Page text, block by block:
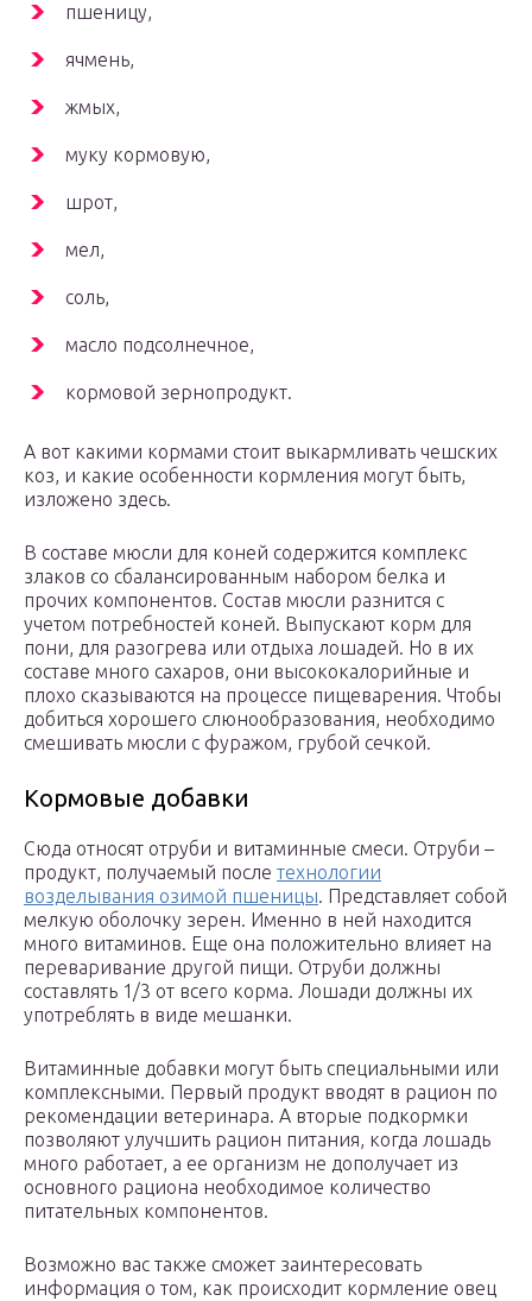
пшеницу,
ячмень,
жмых,
муку кормовую,
шрот,
мел,
соль,
масло подсолнечное,
кормовой зернопродукт.
А вот какими кормами стоит выкармливать чешских
коз, и какие особенности кормления могут быть,
изложено здесь.
В составе мюсли для коней содержится комплекс
злаков со сбалансированным набором белка и
прочих компонентов. Состав мюсли разнится с
учетом потребностей коней. Выпускают корм для
пони, для разогрева или отдыха лошадей. Но в их
составе много сахаров, они высококалорийные и
плохо сказываются на процессе пищеварения. Чтобы
добиться хорошего слюнообразования, необходимо
смешивать мюсли с фуражом, грубой сечкой.
Кормовые добавки
Сюда относят отруби и витаминные смеси. Отруби –
продукт, получаемый после технологии
возделывания озимой пшеницы. Представляет собой
мелкую оболочку зерен. Именно в ней находится
много витаминов. Еще она положительно влияет на
переваривание другой пищи. Отруби должны
составлять 1/3 от всего корма. Лошади должны их
употреблять в виде мешанки.
Витаминные добавки могут быть специальными или
комплексными. Первый продукт вводят в рацион по
рекомендации ветеринара. А вторые подкормки
позволяют улучшить рацион питания, когда лошадь
много работает, а ее организм не дополучает из
основного рациона необходимое количество
питательных компонентов.
Возможно вас также сможет заинтересовать
информация о том, как происходит кормление овец